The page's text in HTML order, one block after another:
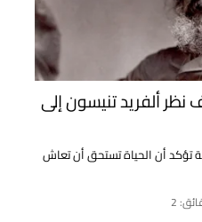
نظر ألفريد تنيسون إلى
تؤكد أن الحياة تستحق أن تعاش
2